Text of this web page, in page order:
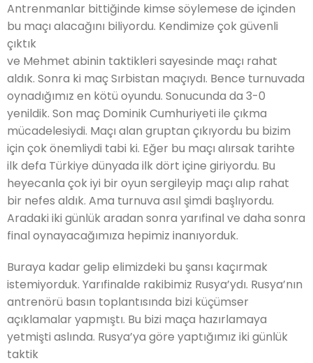
Antrenmanlar bittiğinde kimse söylemese de içinden
bu maçı alacağını biliyordu. Kendimize çok güvenli
çıktık
ve Mehmet abinin taktikleri sayesinde maçı rahat
aldık. Sonra ki maç Sırbistan maçıydı. Bence turnuvada
oynadığımız en kötü oyundu. Sonucunda da 3-0
yenildik. Son maç Dominik Cumhuriyeti ile çıkma
mücadelesiydi. Maçı alan gruptan çıkıyordu bu bizim
için çok önemliydi tabi ki. Eğer bu maçı alırsak tarihte
ilk defa Türkiye dünyada ilk dört içine giriyordu. Bu
heyecanla çok iyi bir oyun sergileyip maçı alıp rahat
bir nefes aldık. Ama turnuva asıl şimdi başlıyordu.
Aradaki iki günlük aradan sonra yarıfinal ve daha sonra
final oynayacağımıza hepimiz inanıyorduk.
Buraya kadar gelip elimizdeki bu şansı kaçırmak
istemiyorduk. Yarıfinalde rakibimiz Rusya’ydı. Rusya’nın
antrenörü basın toplantısında bizi küçümser
açıklamalar yapmıştı. Bu bizi maça hazırlamaya
yetmişti aslında. Rusya’ya göre yaptığımız iki günlük
taktik